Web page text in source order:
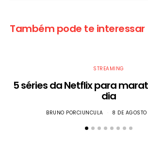
Também pode te interessar
STREAMING
5 séries da Netflix para
dia
BRUNO PORCIUNCULA 8 DE